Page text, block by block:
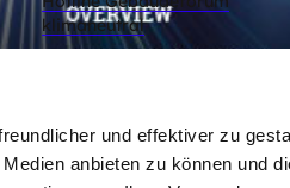
und effektiver zu
anbieten zu können und
klimaneutral